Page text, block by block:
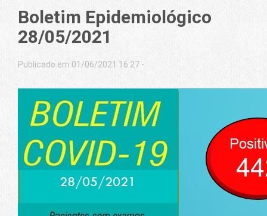
Boletim Epidemiológico
28/05/2021
Publicado em 01/06/2021 16:27 -